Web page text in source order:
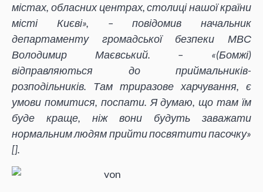
містах, обласних центрах, столиці нашої країни
місті Києві», – повідомив начальник
департаменту громадської безпеки МВС
Володимир Маєвський. – «(Бомжі)
відправляються до приймальників-
розподільників. Там триразове харчування, є
умови помитися, поспати. Я думаю, що там їм
буде краще, ніж вони будуть заважати
нормальним людям прийти посвятити пасочку»
[].